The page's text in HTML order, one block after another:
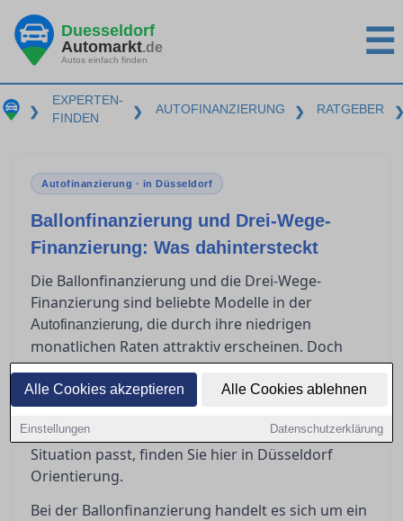
Alle Cookies akzeptieren Alle Cookies ablehnen
Einstellungen Datenschutzerklärung
Duesseldorf
Automarkt.de
Autos einfach finden ☰
❯
EXPERTEN-
FINDEN
❯ AUTOFINANZIERUNG ❯ RATGEBER
Autofinanzierung · in Düsseldorf
Ballonfinanzierung und Drei-Wege-
Finanzierung: Was dahintersteckt
Die Ballonfinanzierung und die Drei-Wege-
Finanzierung sind beliebte Modelle in der
Autofinanzierung, die durch ihre niedrigen
monatlichen Raten attraktiv erscheinen. Doch
was passiert am Ende der Laufzeit? Für wen sind
diese Modelle geeignet, und welche Risiken
sollten Sie beachten? Wenn Sie sich fragen,
welches Finanzierungsmodell am besten zu Ihrer
Situation passt, finden Sie hier in Düsseldorf
Orientierung.
Bei der Ballonfinanzierung handelt es sich um ein